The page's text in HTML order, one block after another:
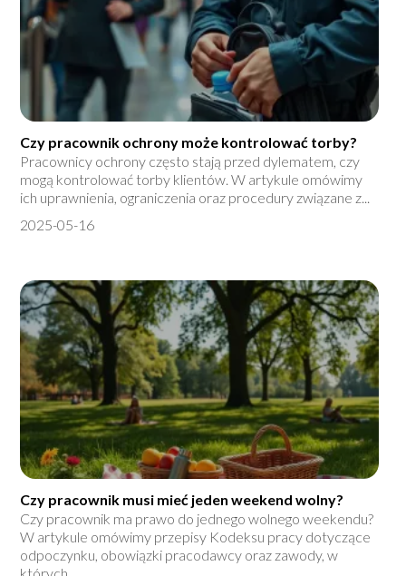
Czy pracownik ochrony może kontrolować torby?
Pracownicy ochrony często stają przed dylematem, czy
mogą kontrolować torby klientów. W artykule omówimy
ich uprawnienia, ograniczenia oraz procedury związane z...
2025-05-16
Czy pracownik musi mieć jeden weekend wolny?
Czy pracownik ma prawo do jednego wolnego weekendu?
W artykule omówimy przepisy Kodeksu pracy dotyczące
odpoczynku, obowiązki pracodawcy oraz zawody, w